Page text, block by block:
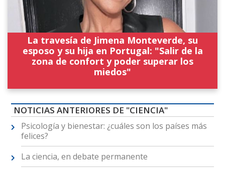
La travesía de Jimena Monteverde, su
esposo y su hija en Portugal: "Salir de la
zona de confort y poder superar los
miedos"
NOTICIAS ANTERIORES DE "CIENCIA"
Psicología y bienestar: ¿cuáles son los países más
felices?
La ciencia, en debate permanente